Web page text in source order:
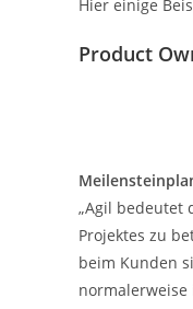
Hier einige
Product
„Agil bedeutet
Projektes zu
beim Kunden